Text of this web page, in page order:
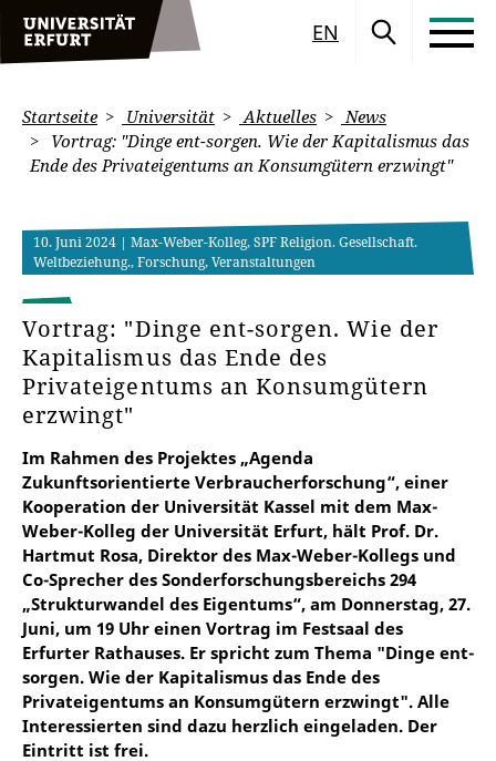
EN
Startseite Universität Aktuelles
News
Vortrag: "Dinge ent-sorgen. Wie der Kapitalismus das
Ende des Privateigentums an Konsumgütern erzwingt"
10. Juni 2024 | Max-Weber-Kolleg, SPF Religion. Gesellschaft.
Weltbeziehung., Forschung, Veranstaltungen
Vortrag: "Dinge ent-sorgen. Wie der
Kapitalismus das Ende des
Privateigentums an Konsumgütern
erzwingt"
Im Rahmen des Projektes „Agenda
Zukunftsorientierte Verbraucherforschung“, einer
Kooperation der Universität Kassel mit dem Max-
Weber-Kolleg der Universität Erfurt, hält Prof. Dr.
Hartmut Rosa, Direktor des Max-Weber-Kollegs und
Co-Sprecher des Sonderforschungsbereichs 294
„Strukturwandel des Eigentums“, am Donnerstag, 27.
Juni, um 19 Uhr einen Vortrag im Festsaal des
Erfurter Rathauses. Er spricht zum Thema "Dinge ent-
sorgen. Wie der Kapitalismus das Ende des
Privateigentums an Konsumgütern erzwingt". Alle
Interessierten sind dazu herzlich eingeladen. Der
Eintritt ist frei.